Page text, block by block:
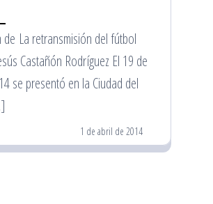
de La retransmisión del fútbol
Castañón Rodríguez El 19 de
se presentó en la Ciudad del
1 de abril de 2014